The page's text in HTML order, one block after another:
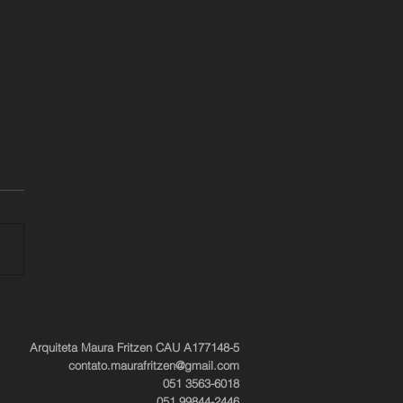
Arquiteta Maura Fritzen CAU A177148-5
contato.maurafritzen@gmail.com
051 3563-6018